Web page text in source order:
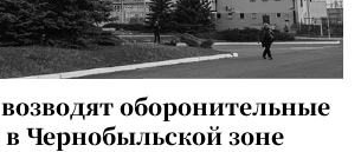
оборонительные
Чернобыльской зоне